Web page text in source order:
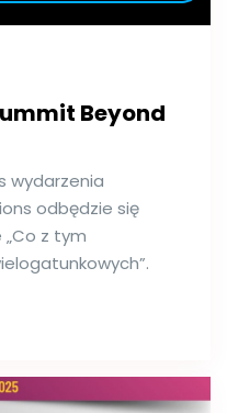
Beyond
wydarzenia
odbędzie się
z tym